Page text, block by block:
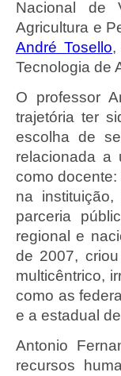
Nacional de
Agricultura e
André Tosello,
Tecnologia de
O professor
trajetória ter
escolha de
relacionada a
como
na
parceria
regional e
de 2007,
multicêntrico,
como as
e a estadual
Antonio
recursos